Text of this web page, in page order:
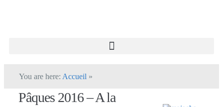
You are here: Accueil »
Pâques 2016 – A la